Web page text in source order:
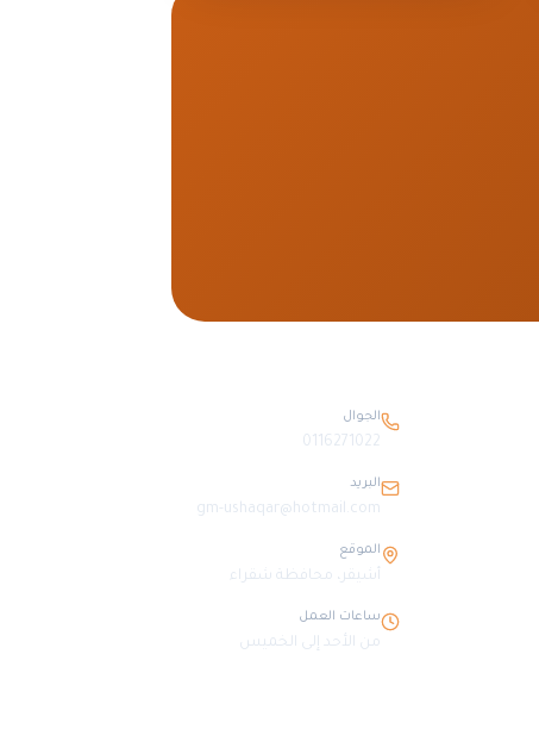
الجوال
0116271022
البريد
gm-ushaqar@hotmail.com
الموقع
أشيقر، محافظة شقراء
ساعات العمل
من الأحد إلى الخميس